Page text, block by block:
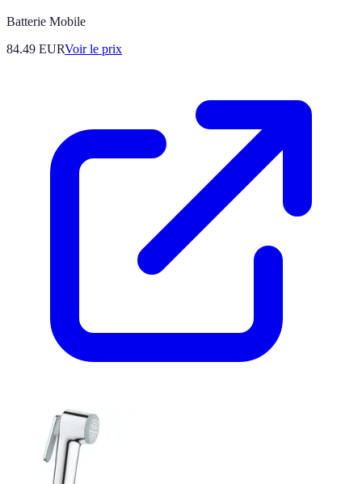
Batterie Mobile
84.49 EURVoir le prix